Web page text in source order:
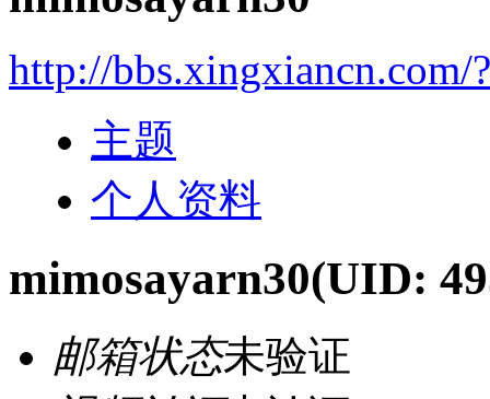
http://bbs.xingxiancn.com/
主题
个人资料
mimosayarn30(UID:
邮箱状态未验证